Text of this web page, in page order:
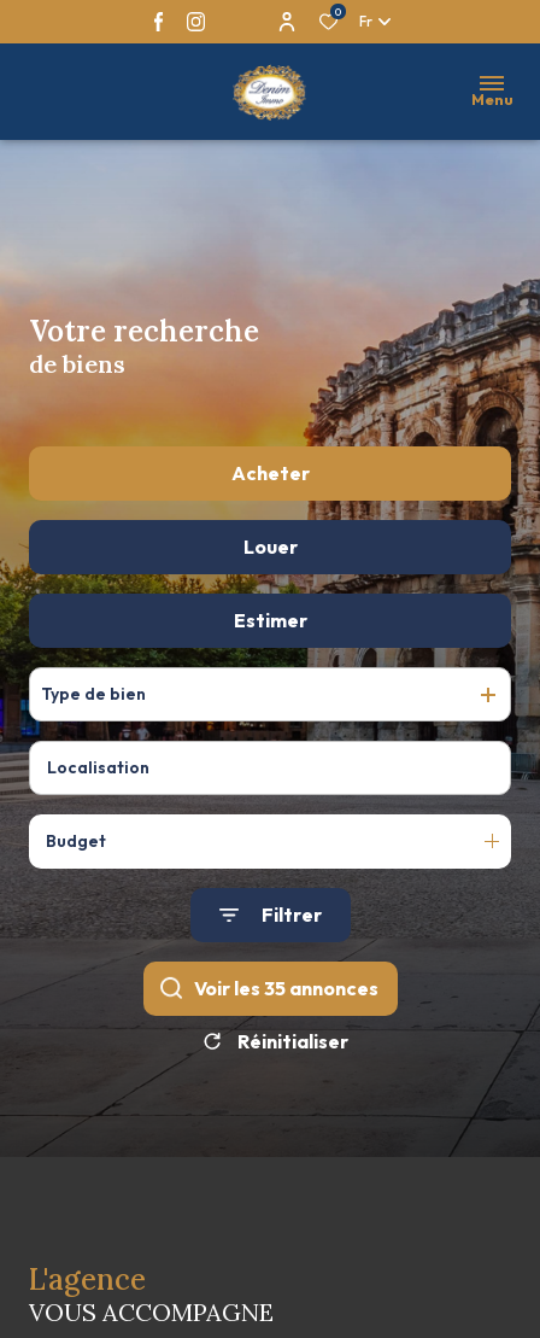
0
Fr
Menu
Votre recherche
de biens
Acheter
De l'immo pro
Louer
Estimer
Type de bien
Budget
Filtrer
Voir les 35annonces
Réinitialiser
L'agence
VOUS ACCOMPAGNE